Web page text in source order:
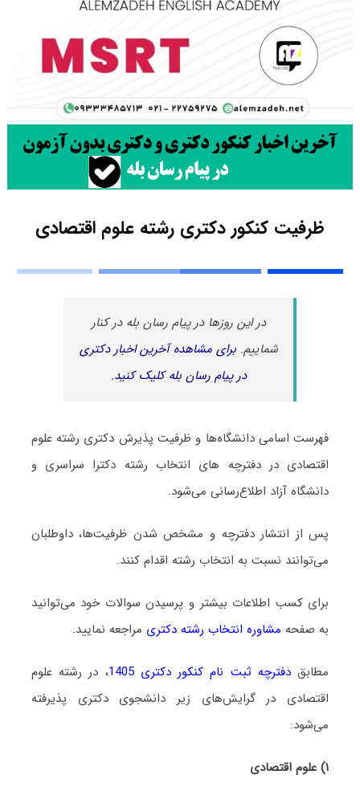
ظرفیت کنکور دکتری رشته ﻋﻠﻮم اﻗﺘﺼﺎدی
در این روزها در پیام رسان بله در کنار
شماییم.برای مشاهده آخرین اخبار دکتری
در پیام رسان بله کلیک کنید.
فهرست اسامی دانشگاه‌ها و ظرفیت پذیرش دکتری رشته ﻋﻠﻮم
اﻗﺘﺼﺎدی در دفترچه های انتخاب رشته دکترا سراسری و
دانشگاه آزاد اطلاع‌رسانی می‌شود.
پس از انتشار دفترچه و مشخص شدن ظرفیت‌ها، داوطلبان
می‌توانند نسبت به انتخاب رشته اقدام کنند.
برای کسب اطلاعات بیشتر و پرسیدن سوالات خود می‌توانید
به صفحه مشاوره انتخاب رشته دکتری مراجعه نمایید.
مطابقدفترچه ثبت نام کنکور دکتری 1405
، در رشته ﻋﻠﻮم
اﻗﺘﺼﺎدی در گرایش‌های زیر دانشجوی دکتری پذیرفته
می‌شود:
۱) علوم اقتصادی